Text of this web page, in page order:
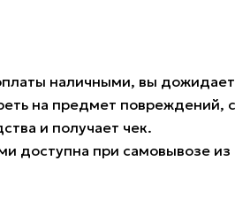
наличными, вы
на предмет повреждений,
и получает чек.
доступна при самовывозе